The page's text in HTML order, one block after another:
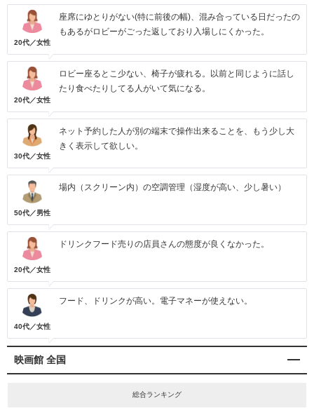
20代／女性
座席にゆとりがない(特に前後の幅)、混み合っている日だったの
もあるがロビーがごった返しており入場しにくかった。
20代／女性
ロビー座るとこ少ない、椅子が疲れる。以前と同じように話し
たり食べたりしてる人がいて気になる。
30代／女性
ネット予約した人が別の端末で操作出来ることを、もう少し大
きく表示して欲しい。
50代／男性
場内（スクリーン内）の空調管理（湿度が高い、少し暑い）
20代／女性
ドリンクフード売りの店員さんの態度が良くなかった。
40代／女性
フード、ドリンクが高い。電子マネーが使えない。
映画館 全国
総合ランキング